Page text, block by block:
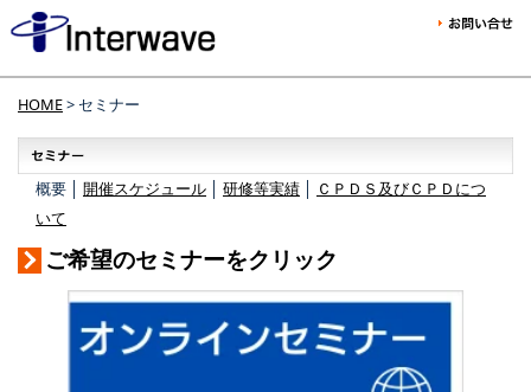
HOME> セミナー
概要 │ 開催スケジュール 研修等実績
ＣＰＤＳ及びＣＰＤにつ
いて
ご希望のセミナーをクリック